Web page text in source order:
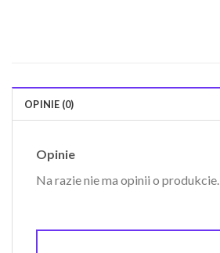
OPINIE (0)
Opinie
Na razie nie ma opinii o produkcie.